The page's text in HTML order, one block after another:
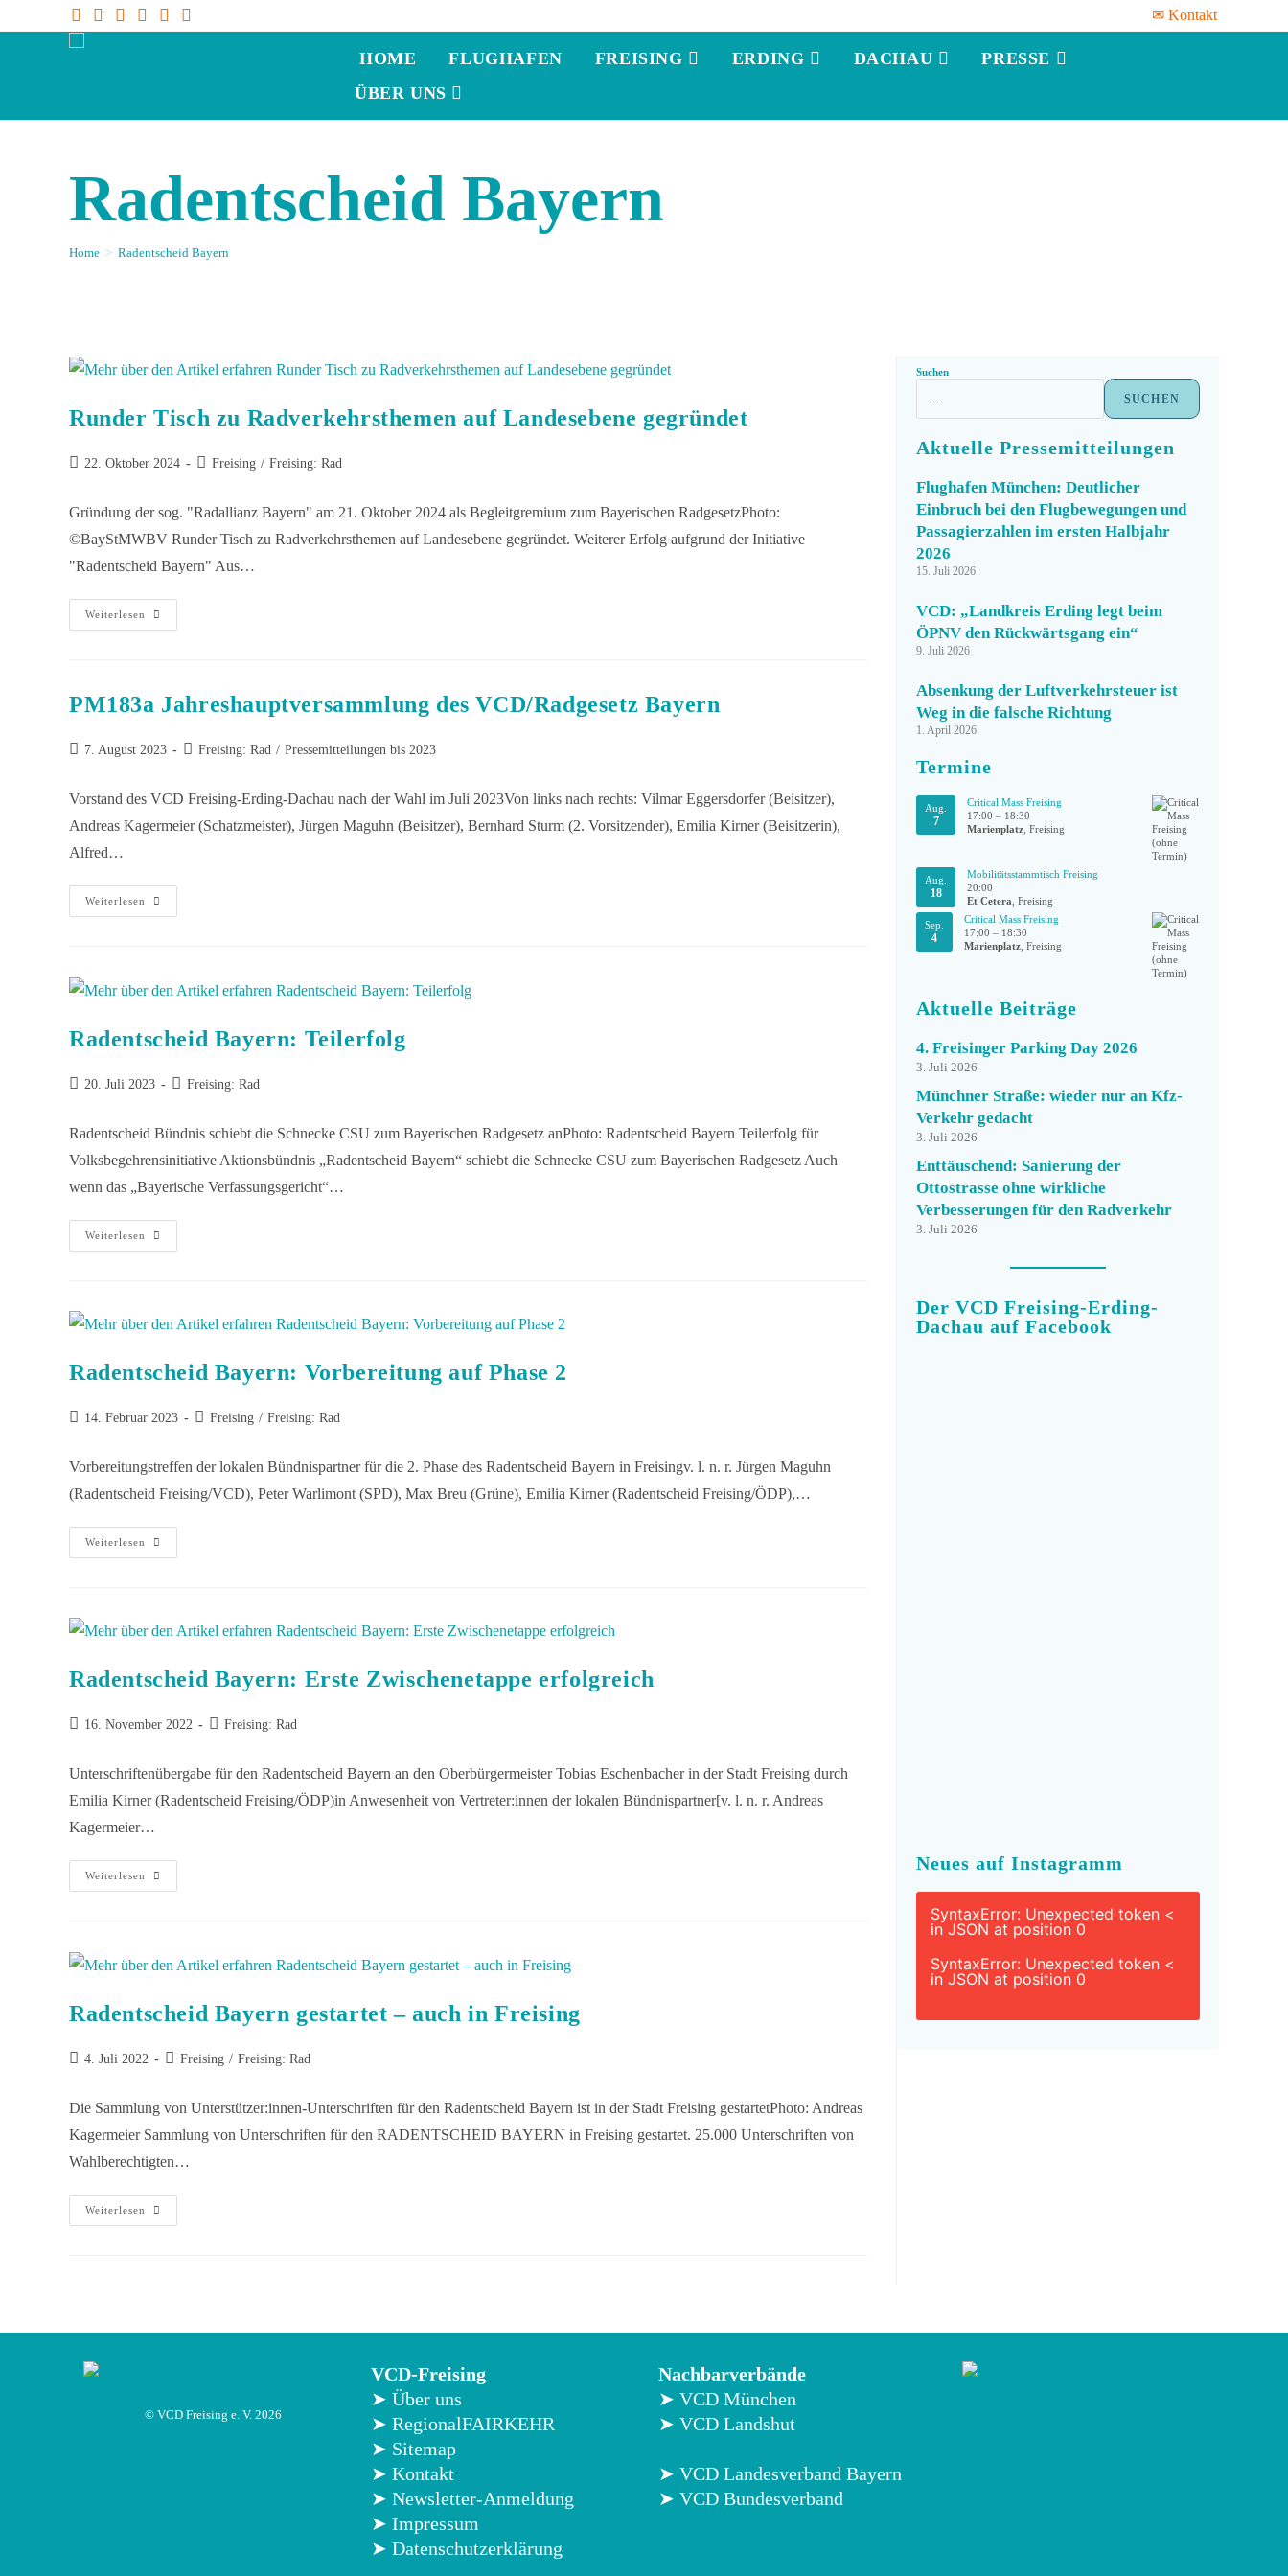
✉ Kontakt
HOME FLUGHAFEN FREISING ERDING DACHAU
PRESSE
ÜBER UNS
Radentscheid Bayern
Home > Radentscheid Bayern
Runder Tisch zu Radverkehrsthemen auf Landesebene gegründet
22. Oktober 2024 Freising / Freising: Rad
Gründung der sog. "Radallianz Bayern" am 21. Oktober 2024 als Begleitgremium zum Bayerischen RadgesetzPhoto:
©BayStMWBV Runder Tisch zu Radverkehrsthemen auf Landesebene gegründet. Weiterer Erfolg aufgrund der Initiative
"Radentscheid Bayern" Aus…
Weiterlesen
PM183a Jahreshauptversammlung des VCD/Radgesetz Bayern
7. August 2023 Freising: Rad / Pressemitteilungen bis 2023
Vorstand des VCD Freising-Erding-Dachau nach der Wahl im Juli 2023Von links nach rechts: Vilmar Eggersdorfer (Beisitzer),
Andreas Kagermeier (Schatzmeister), Jürgen Maguhn (Beisitzer), Bernhard Sturm (2. Vorsitzender), Emilia Kirner (Beisitzerin),
Alfred…
Weiterlesen
Radentscheid Bayern: Teilerfolg
20. Juli 2023 Freising: Rad
Radentscheid Bündnis schiebt die Schnecke CSU zum Bayerischen Radgesetz anPhoto: Radentscheid Bayern Teilerfolg für
Volksbegehrensinitiative Aktionsbündnis „Radentscheid Bayern“ schiebt die Schnecke CSU zum Bayerischen Radgesetz Auch
wenn das „Bayerische Verfassungsgericht“…
Weiterlesen
Radentscheid Bayern: Vorbereitung auf Phase 2
14. Februar 2023 Freising / Freising: Rad
Vorbereitungstreffen der lokalen Bündnispartner für die 2. Phase des Radentscheid Bayern in Freisingv. l. n. r. Jürgen Maguhn
(Radentscheid Freising/VCD), Peter Warlimont (SPD), Max Breu (Grüne), Emilia Kirner (Radentscheid Freising/ÖDP),…
Weiterlesen
Radentscheid Bayern: Erste Zwischenetappe erfolgreich
16. November 2022 Freising: Rad
Unterschriftenübergabe für den Radentscheid Bayern an den Oberbürgermeister Tobias Eschenbacher in der Stadt Freising durch
Emilia Kirner (Radentscheid Freising/ÖDP)in Anwesenheit von Vertreter:innen der lokalen Bündnispartner[v. l. n. r. Andreas
Kagermeier…
Weiterlesen
Radentscheid Bayern gestartet – auch in Freising
4. Juli 2022 Freising / Freising: Rad
Die Sammlung von Unterstützer:innen-Unterschriften für den Radentscheid Bayern ist in der Stadt Freising gestartetPhoto: Andreas
Kagermeier Sammlung von Unterschriften für den RADENTSCHEID BAYERN in Freising gestartet. 25.000 Unterschriften von
Wahlberechtigten…
Weiterlesen
Suchen
SUCHEN
Aktuelle Pressemitteilungen
Flughafen München: Deutlicher
Einbruch bei den Flugbewegungen und
Passagierzahlen im ersten Halbjahr
2026
15. Juli 2026
VCD: „Landkreis Erding legt beim
ÖPNV den Rückwärtsgang ein“
9. Juli 2026
Absenkung der Luftverkehrsteuer ist
Weg in die falsche Richtung
1. April 2026
Termine
Aug.
7
Critical Mass Freising
17:00 – 18:30
Marienplatz , Freising
Aug.
18
Mobilitätsstammtisch Freising
20:00
Et Cetera , Freising
Sep.
4
Critical Mass Freising
17:00 – 18:30
Marienplatz , Freising
Aktuelle Beiträge
4. Freisinger Parking Day 2026
3. Juli 2026
Münchner Straße: wieder nur an Kfz-
Verkehr gedacht
3. Juli 2026
Enttäuschend: Sanierung der
Ottostrasse ohne wirkliche
Verbesserungen für den Radverkehr
3. Juli 2026
Der VCD Freising-Erding-
Dachau auf Facebook
Neues auf Instagramm
SyntaxError: Unexpected token <
in JSON at position 0
SyntaxError: Unexpected token <
in JSON at position 0
© VCD Freising e. V. 2026
VCD-Freising
➤ Über uns
➤ RegionalFAIRKEHR
➤ Sitemap
➤ Kontakt
➤ Newsletter-Anmeldung
➤ Impressum
➤ Datenschutzerklärung
Nachbarverbände
➤ VCD München
➤ VCD Landshut
➤ VCD Landesverband Bayern
➤ VCD Bundesverband